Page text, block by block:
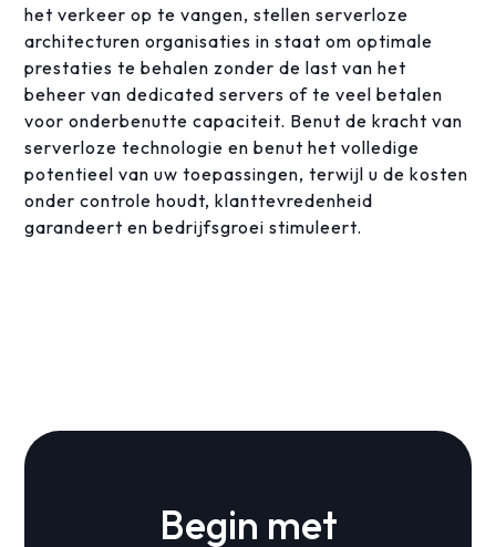
het verkeer op te vangen, stellen serverloze
architecturen organisaties in staat om optimale
prestaties te behalen zonder de last van het
beheer van dedicated servers of te veel betalen
voor onderbenutte capaciteit. Benut de kracht van
serverloze technologie en benut het volledige
potentieel van uw toepassingen, terwijl u de kosten
onder controle houdt, klanttevredenheid
garandeert en bedrijfsgroei stimuleert.
Begin met